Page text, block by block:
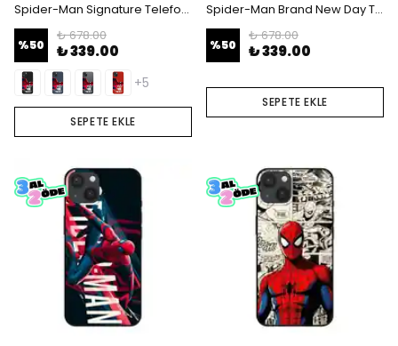
Spider-Man Signature Telefon Kılıfı
%50
₺ 678.00
₺ 339.00
+5
SEPETE EKLE
Spider-Man Brand New Day Telefon Kılıfı
%50
₺ 678.00
₺ 339.00
SEPETE EKLE